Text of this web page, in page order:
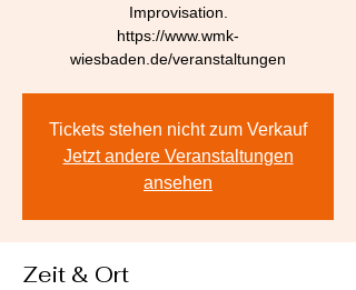
Improvisation.
https://www.wmk-
wiesbaden.de/veranstaltungen
Tickets stehen nicht zum Verkauf
Jetzt andere Veranstaltungen
ansehen
Zeit & Ort